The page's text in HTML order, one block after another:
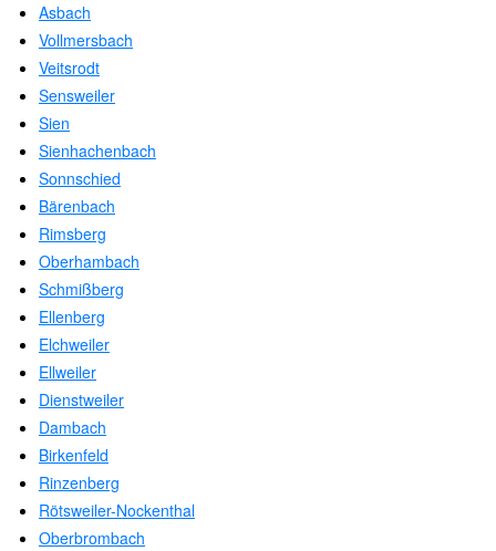
Asbach
Vollmersbach
Veitsrodt
Sensweiler
Sien
Sienhachenbach
Sonnschied
Bärenbach
Rimsberg
Oberhambach
Schmißberg
Ellenberg
Elchweiler
Ellweiler
Dienstweiler
Dambach
Birkenfeld
Rinzenberg
Rötsweiler-Nockenthal
Oberbrombach